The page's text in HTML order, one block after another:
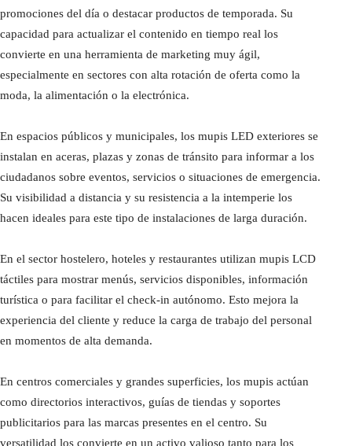
promociones del día o destacar productos de temporada. Su
capacidad para actualizar el contenido en tiempo real los
convierte en una herramienta de marketing muy ágil,
especialmente en sectores con alta rotación de oferta como la
moda, la alimentación o la electrónica.
En espacios públicos y municipales, los mupis LED exteriores se
instalan en aceras, plazas y zonas de tránsito para informar a los
ciudadanos sobre eventos, servicios o situaciones de emergencia.
Su visibilidad a distancia y su resistencia a la intemperie los
hacen ideales para este tipo de instalaciones de larga duración.
En el sector hostelero, hoteles y restaurantes utilizan mupis LCD
táctiles para mostrar menús, servicios disponibles, información
turística o para facilitar el check-in autónomo. Esto mejora la
experiencia del cliente y reduce la carga de trabajo del personal
en momentos de alta demanda.
En centros comerciales y grandes superficies, los mupis actúan
como directorios interactivos, guías de tiendas y soportes
publicitarios para las marcas presentes en el centro. Su
versatilidad los convierte en un activo valioso tanto para los